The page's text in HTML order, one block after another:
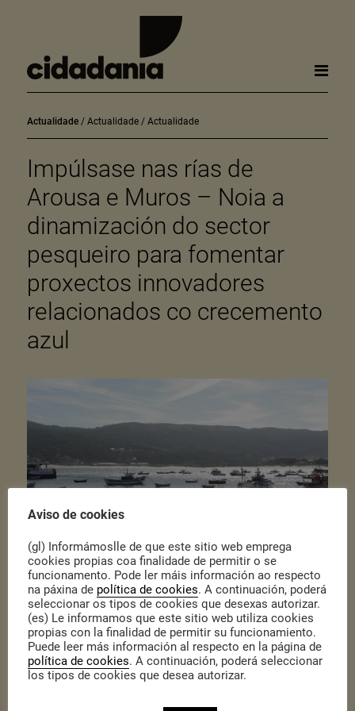
Actualidade Actualidade Actualidade
Impúlsase nas rías de
Arousa e Muros – Noia a
dinamización do sector
pesqueiro para fomentar
proxectos innovadores
relacionados co crecemento
azul
Publicado o 31 de Xullo de 2019 |Actualidade, Actualidade
Durante o mes de xullo Cidadanía mantivo as primeiras reunións e
entrevistas con distintas persoas profesionais do mar, para
Aviso de cookies
(gl) Informámoslle de que este sitio web emprega
cookies propias coa finalidade de permitir o se
funcionamento. Pode ler máis información ao respecto
na páxina de política de cookies. A continuación, poderá
seleccionar os tipos de cookies que desexas autorizar.
(es) Le informamos que este sitio web utiliza cookies
propias con la finalidad de permitir su funcionamiento.
Puede leer más información al respecto en la página de
política de cookies. A continuación, poderá seleccionar
los tipos de cookies que desea autorizar.